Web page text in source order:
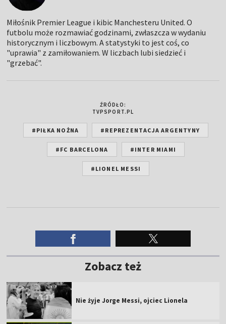
Miłośnik Premier League i kibic Manchesteru United. O
futbolu może rozmawiać godzinami, zwłaszcza w wydaniu
historycznym i liczbowym. A statystyki to jest coś, co
"uprawia" z zamiłowaniem. W liczbach lubi siedzieć i
"grzebać".
ŹRÓDŁO:
TVPSPORT.PL
#PIŁKA NOŻNA #REPREZENTACJA ARGENTYNY
#FC BARCELONA #INTER MIAMI
#LIONEL MESSI
Zobacz też
Nie żyje Jorge Messi, ojciec Lionela